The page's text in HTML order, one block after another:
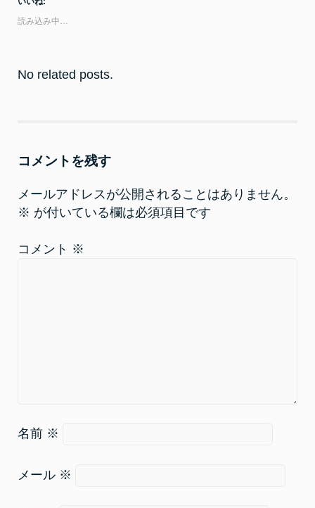
T
w
i
で
共
ン
ド
ウ
開
き
ま
す
に
は
だ
さ
い
新
し
い
ウ
ド
ウ
読み込み中…
No related posts.
コメントを残す
メールアドレスが公開されることはありません。
※ が付いている欄は必須項目です
コメント ※
名前 ※
メール ※